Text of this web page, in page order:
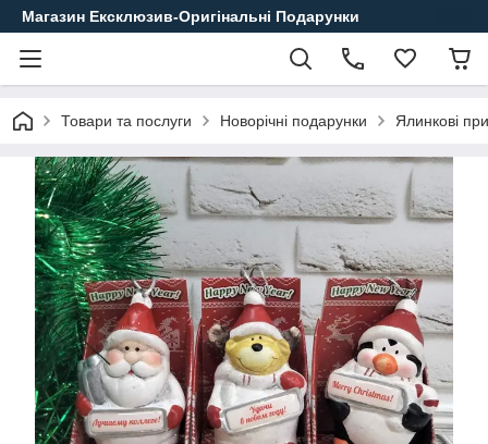
Магазин Ексклюзив-Оригінальні Подарунки
Товари та послуги Новорічні подарунки Ялинкові